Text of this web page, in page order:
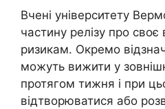
Вчені університету
частину релізу про
ризикам. Окремо
можуть вижити у
протягом тижня і при
відтворюватися або